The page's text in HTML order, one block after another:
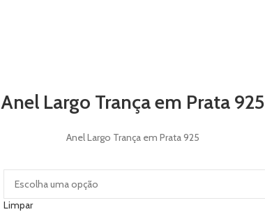
Anel Largo Trança em Prata 925
Anel Largo Trança em Prata 925
Limpar